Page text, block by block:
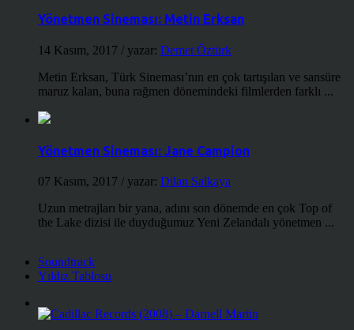
Yönetmen Sineması: Metin Erksan
14 Kasım, 2017 / yazar: Demet Öztürk
Metin Erksan, Türk Sineması’nın en çok tartışılan ve sansüre
maruz kalan, buna rağmen dönemindeki filmlerden farklı ...
Yönetmen Sineması: Jane Campion
07 Kasım, 2017 / yazar: Dilan Salkaya
Uzun metrajları bir yana, adını son dönemde en çok Top of
the Lake dizisi ile duyduğumuz Yeni Zelandalı yönetmen ...
Soundtrack
Yıldız Tablosu